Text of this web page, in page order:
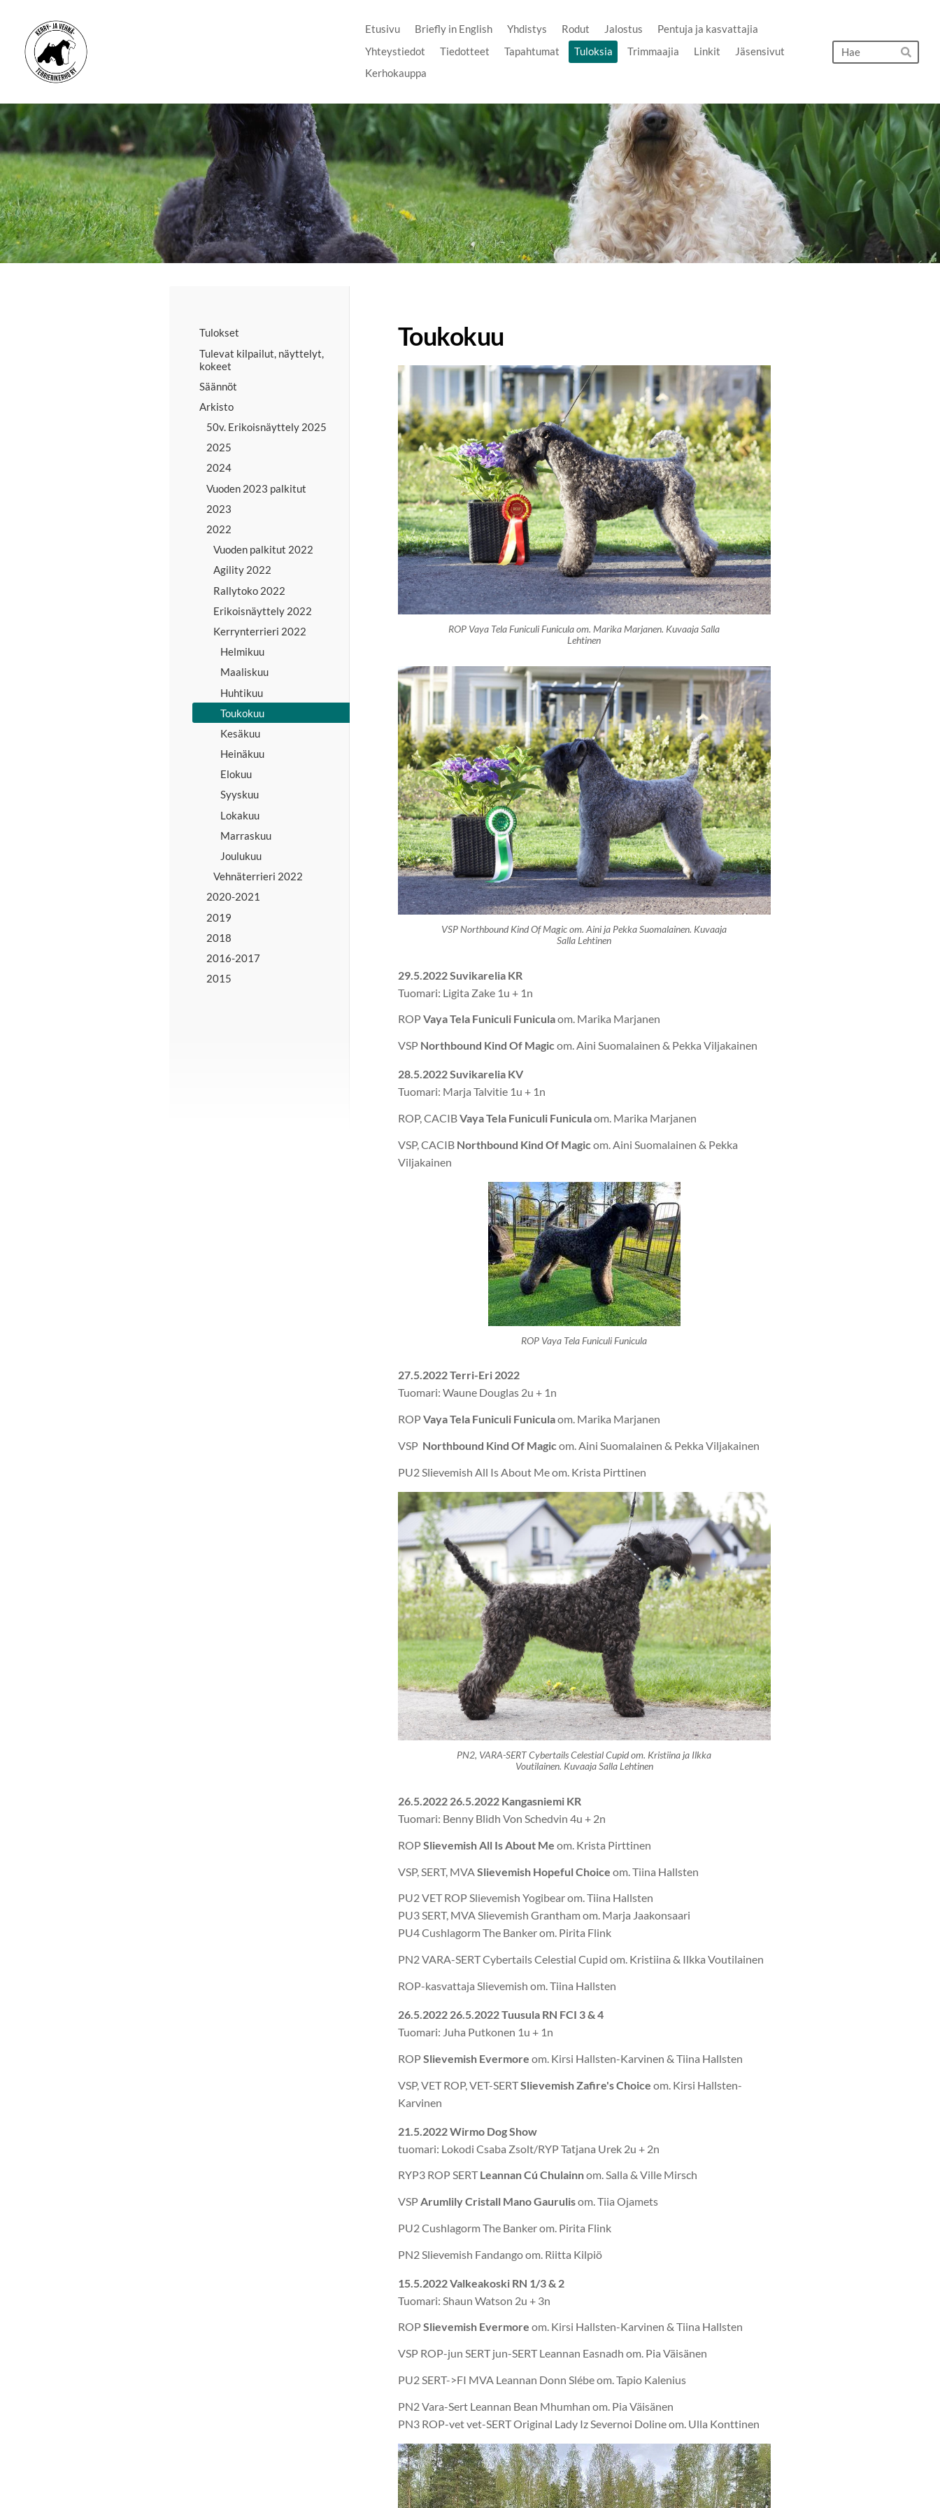
sivun
sisältöön
Kerry- ja vehnäterrierikerho
Etusivu Briefly in English Yhdistys Rodut Jalostus
Pentuja ja kasvattajia
Yhteystiedot
Tiedotteet Tapahtumat Tuloksia Trimmaajia Linkit
Jäsensivut
Kerhokauppa
Hae
Tulokset
Tulevat kilpailut, näyttelyt,
kokeet
Säännöt
Arkisto
50v. Erikoisnäyttely 2025
2025
2024
Vuoden 2023 palkitut
2023
2022
Vuoden palkitut 2022
Agility 2022
Rallytoko 2022
Erikoisnäyttely 2022
Kerrynterrieri 2022
Helmikuu
Maaliskuu
Huhtikuu
Toukokuu
Kesäkuu
Heinäkuu
Elokuu
Syyskuu
Lokakuu
Marraskuu
Joulukuu
Vehnäterrieri 2022
2020-2021
2019
2018
2016-2017
2015
Toukokuu
ROP Vaya Tela Funiculi Funicula om. Marika Marjanen. Kuvaaja Salla
Lehtinen
VSP Northbound Kind Of Magic om. Aini ja Pekka Suomalainen. Kuvaaja
Salla Lehtinen
29.5.2022 Suvikarelia KR
Tuomari: Ligita Zake 1u + 1n
ROPVaya Tela Funiculi Funiculaom. Marika Marjanen
VSP Northbound Kind Of Magicom. Aini Suomalainen & Pekka Viljakainen
28.5.2022 Suvikarelia KV
Tuomari: Marja Talvitie 1u + 1n
ROP, CACIBVaya Tela Funiculi Funiculaom. Marika Marjanen
VSP, CACIB Northbound Kind Of Magicom. Aini Suomalainen & Pekka
Viljakainen
ROP Vaya Tela Funiculi Funicula
27.5.2022 Terri-Eri 2022
Tuomari: Waune Douglas 2u + 1n
ROPVaya Tela Funiculi Funiculaom. Marika Marjanen
VSP Northbound Kind Of Magicom. Aini Suomalainen & Pekka Viljakainen
PU2 Slievemish All Is About Me om. Krista Pirttinen
PN2, VARA-SERT Cybertails Celestial Cupid om. Kristiina ja Ilkka
Voutilainen. Kuvaaja Salla Lehtinen
26.5.2022 26.5.2022 Kangasniemi KR
Tuomari: Benny Blidh Von Schedvin 4u + 2n
ROPSlievemish All Is About Me om. Krista Pirttinen
VSP, SERT, MVA Slievemish Hopeful Choice om. Tiina Hallsten
PU2 VET ROP Slievemish Yogibear om. Tiina Hallsten
PU3 SERT, MVA Slievemish Grantham om. Marja Jaakonsaari
PU4 Cushlagorm The Banker om. Pirita Flink
PN2 VARA-SERT Cybertails Celestial Cupid om. Kristiina & Ilkka Voutilainen
ROP-kasvattaja Slievemish om. Tiina Hallsten
26.5.2022 26.5.2022 Tuusula RN FCI 3 & 4
Tuomari: Juha Putkonen 1u + 1n
ROPSlievemish Evermore om. Kirsi Hallsten-Karvinen & Tiina Hallsten
VSP, VET ROP, VET-SERTSlievemish Zafire's Choice om. Kirsi Hallsten-
Karvinen
21.5.2022 Wirmo Dog Show
tuomari: Lokodi Csaba Zsolt/RYP Tatjana Urek 2u + 2n
RYP3 ROP SERTLeannan Cú Chulainnom. Salla & Ville Mirsch
VSPArumlily Cristall Mano Gaurulisom. Tiia Ojamets
PU2 Cushlagorm The Banker om. Pirita Flink
PN2 Slievemish Fandango om. Riitta Kilpiö
15.5.2022 Valkeakoski RN 1/3 & 2
Tuomari: Shaun Watson 2u + 3n
ROPSlievemish Evermore om. Kirsi Hallsten-Karvinen & Tiina Hallsten
VSP ROP-jun SERT jun-SERT Leannan Easnadh om. Pia Väisänen
PU2 SERT->FI MVA Leannan Donn Slébe om. Tapio Kalenius
PN2 Vara-Sert Leannan Bean Mhumhan om. Pia Väisänen
PN3 ROP-vet vet-SERT Original Lady Iz Severnoi Doline om. Ulla Konttinen